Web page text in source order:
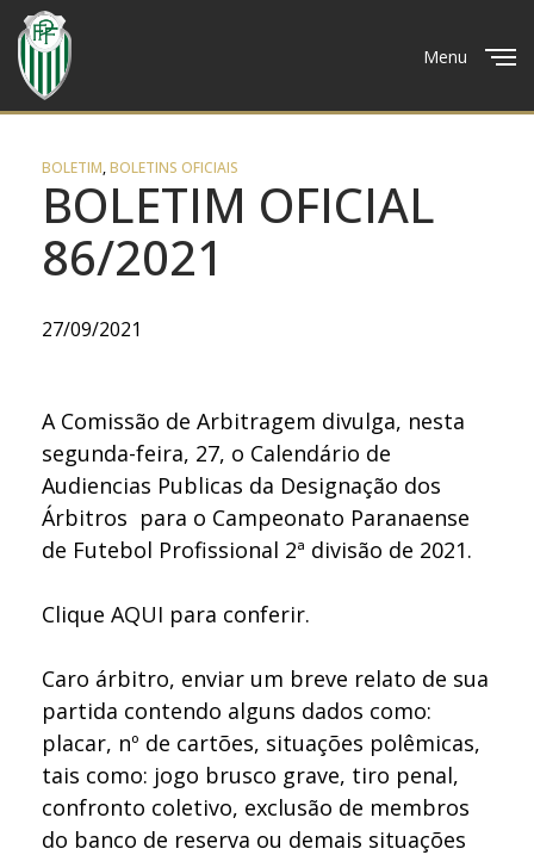
Menu
BOLETIM,BOLETINS OFICIAIS
BOLETIM OFICIAL
86/2021
27/09/2021
A Comissão de Arbitragem divulga, nesta
segunda-feira, 27, o Calendário de
Audiencias Publicas da Designação dos
Árbitros para o Campeonato Paranaense
de Futebol Profissional 2ª divisão de 2021.
Clique AQUI para conferir.
Caro árbitro, enviar um breve relato de sua
partida contendo alguns dados como:
placar, nº de cartões, situações polêmicas,
tais como: jogo brusco grave, tiro penal,
confronto coletivo, exclusão de membros
do banco de reserva ou demais situações